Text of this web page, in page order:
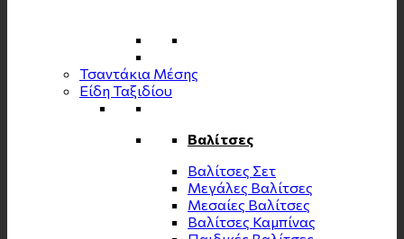
Τσαντάκια Μέσης
Είδη Ταξιδίου
Βαλίτσες
Βαλίτσες Σετ
Μεγάλες Βαλίτσες
Μεσαίες Βαλίτσες
Βαλίτσες Καμπίνας